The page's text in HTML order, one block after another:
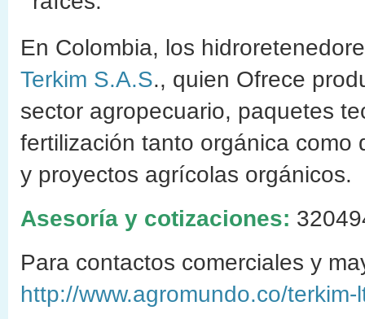
En Colombia, los
Terkim S.A.S., quien Ofrece
sector agropecuario, paquetes
fertilización tanto orgánica
y proyectos agrícolas orgánicos.
Asesoría y cotizaciones:
Para contactos comerciales y
http://www.agromundo.co/terkim-